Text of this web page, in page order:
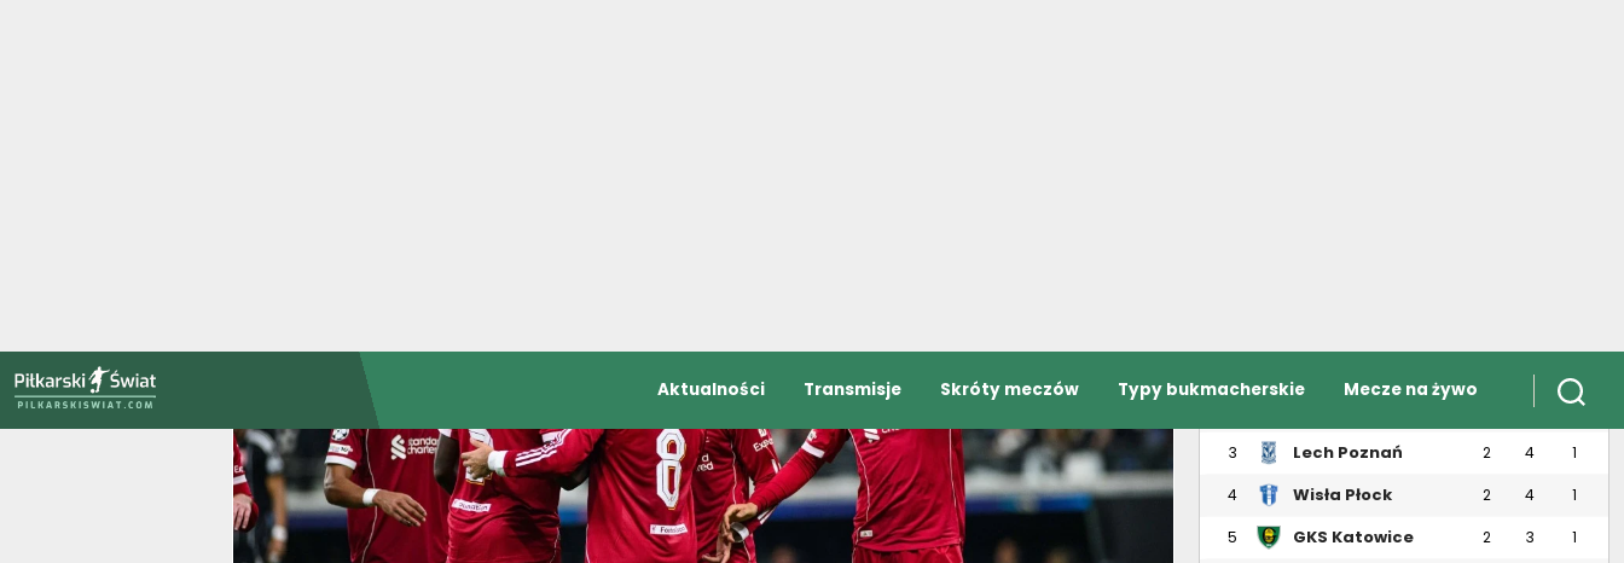
Białystok
4 1
4 Wisła Płock 2 4 1
5 GKS Katowice 2 3 1
6 Górnik Zabrze 1 3 1